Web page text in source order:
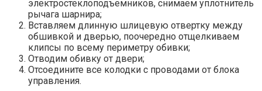
электростеклоподъемников, снимаем уплотнитель
рычага шарнира;
Вставляем длинную шлицевую отвертку между
обшивкой и дверью, поочередно отщелкиваем
клипсы по всему периметру обивки;
Отводим обивку от двери;
Отсоедините все колодки с проводами от блока
управления.